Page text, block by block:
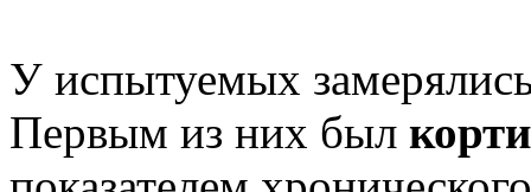
У испытуемых
Первым из них был